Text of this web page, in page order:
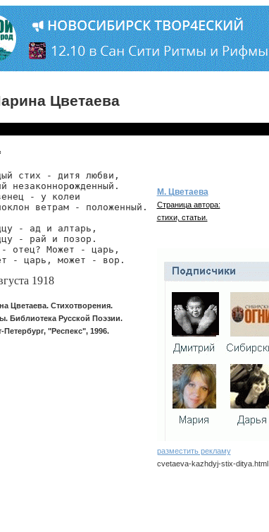
Цветаева
стих - дитя любви,
незаконнорожденный.
- у колеи
ветрам - положенный.
- ад и алтарь,
- рай и позор.
отец? Может - царь,
- царь, может - вор.
1918
Цветаева. Стихотворения.
Библиотека Русской Поэзии.
Петербург, "Респекс", 1996.
М. Цветаева
Страница автора:
стихи, статьи.
разместить рекламу
cvetaeva-kazhdyj-stix-ditya.html